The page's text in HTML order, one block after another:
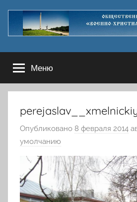
содержимому
Меню
Опубликовано 8 февраля 2014
умолчанию